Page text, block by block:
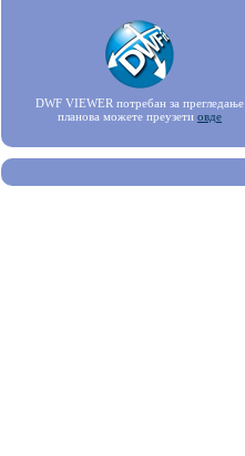
DWF VIEWER потребан за прегледање
планова можете преузети овде